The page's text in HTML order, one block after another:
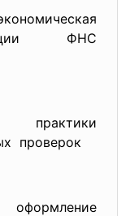
ФНС
проверок